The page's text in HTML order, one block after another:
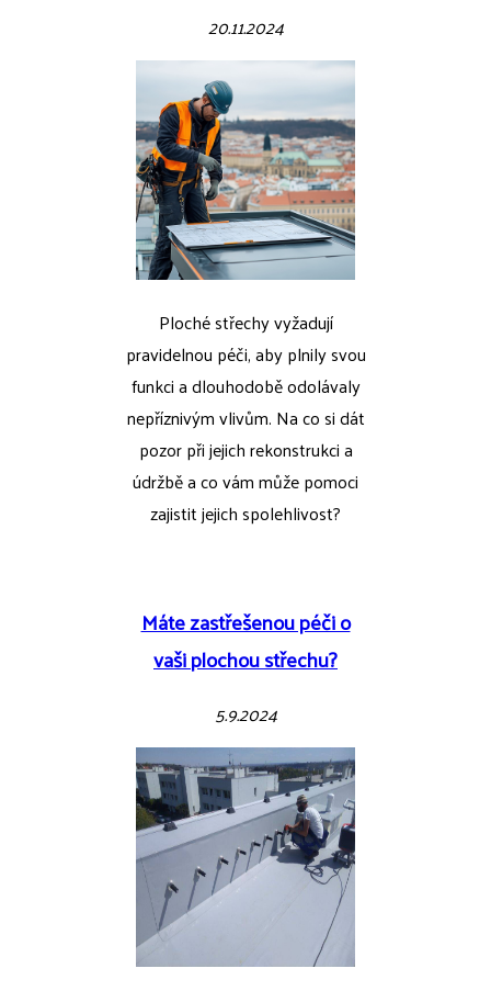
20.11.2024
Ploché střechy vyžadují
pravidelnou péči, aby plnily svou
funkci a dlouhodobě odolávaly
nepříznivým vlivům. Na co si dát
pozor při jejich rekonstrukci a
údržbě a co vám může pomoci
zajistit jejich spolehlivost?
Máte zastřešenou péči o
vaši plochou střechu?
5.9.2024